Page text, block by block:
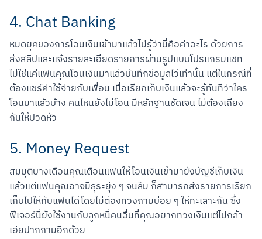
4. Chat Banking
หมดยุคของการโอนเงินเข้ามาแล้วไม่รู้ว่านี่คือค่าอะไร ด้วยการ
ส่งสลิปและแจ้งรายละเอียดรายการผ่านรูปแบบโปรแกรมแชท
ไม่ใช่แค่แฟนคุณโอนเงินมาแล้วบันทึกข้อมูลไว้เท่านั้น แต่ในกรณีที่
ต้องแชร์ค่าใช้จ่ายกับเพื่อน เมื่อเรียกเก็บเงินแล้วจะรู้ทันทีว่าใคร
โอนมาแล้วบ้าง คนไหนยังไม่โอน มีหลักฐานชัดเจน ไม่ต้องเถียง
กันให้ปวดหัว
5. Money Request
สมมุติบางเดือนคุณเตือนแฟนให้โอนเงินเข้ามายังบัญชีเก็บเงิน
แล้วแต่แฟนคุณอาจมีธุระยุ่ง ๆ จนลืม ก็สามารถส่งรายการเรียก
เก็บไปให้กับแฟนได้โดยไม่ต้องทวงถามบ่อย ๆ ให้ทะเลาะกัน ซึ่ง
ฟีเจอร์นี้ยังใช้งานกับลูกหนี้คนอื่นที่คุณอยากทวงเงินแต่ไม่กล้า
เอ่ยปากถามอีกด้วย